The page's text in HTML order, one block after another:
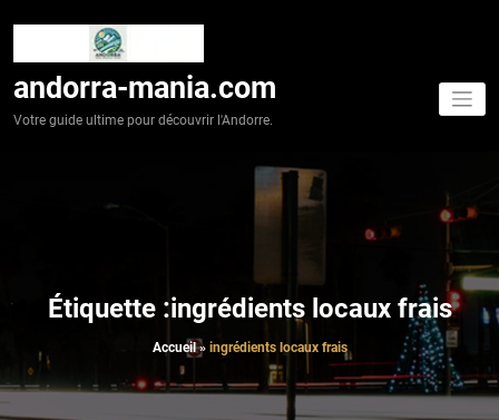
andorra-mania.com
Votre guide ultime pour découvrir l'Andorre.
Étiquette :ingrédients locaux frais
Accueil» ingrédients locaux frais